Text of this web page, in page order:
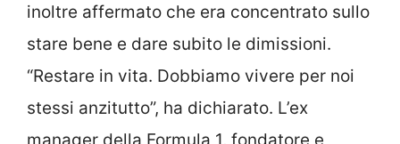
inoltre affermato che era concentrato sullo
stare bene e dare subito le dimissioni.
“Restare in vita. Dobbiamo vivere per noi
stessi anzitutto”, ha dichiarato. L’ex
manager della Formula 1, fondatore e